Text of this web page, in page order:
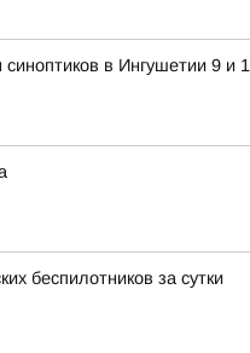
в Ингушетии 9 и
беспилотников за сутки